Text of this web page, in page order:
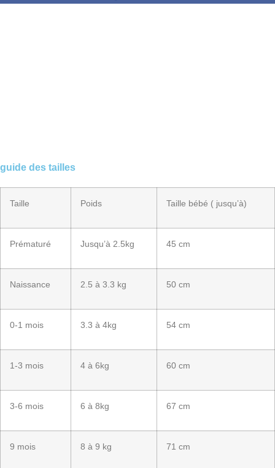
guide des tailles
Taille Poids Taille bébé ( jusqu’à)
Prématuré Jusqu’à 2.5kg 45 cm
Naissance 2.5 à 3.3 kg 50 cm
0-1 mois 3.3 à 4kg 54 cm
1-3 mois 4 à 6kg 60 cm
3-6 mois 6 à 8kg 67 cm
9 mois 8 à 9 kg 71 cm